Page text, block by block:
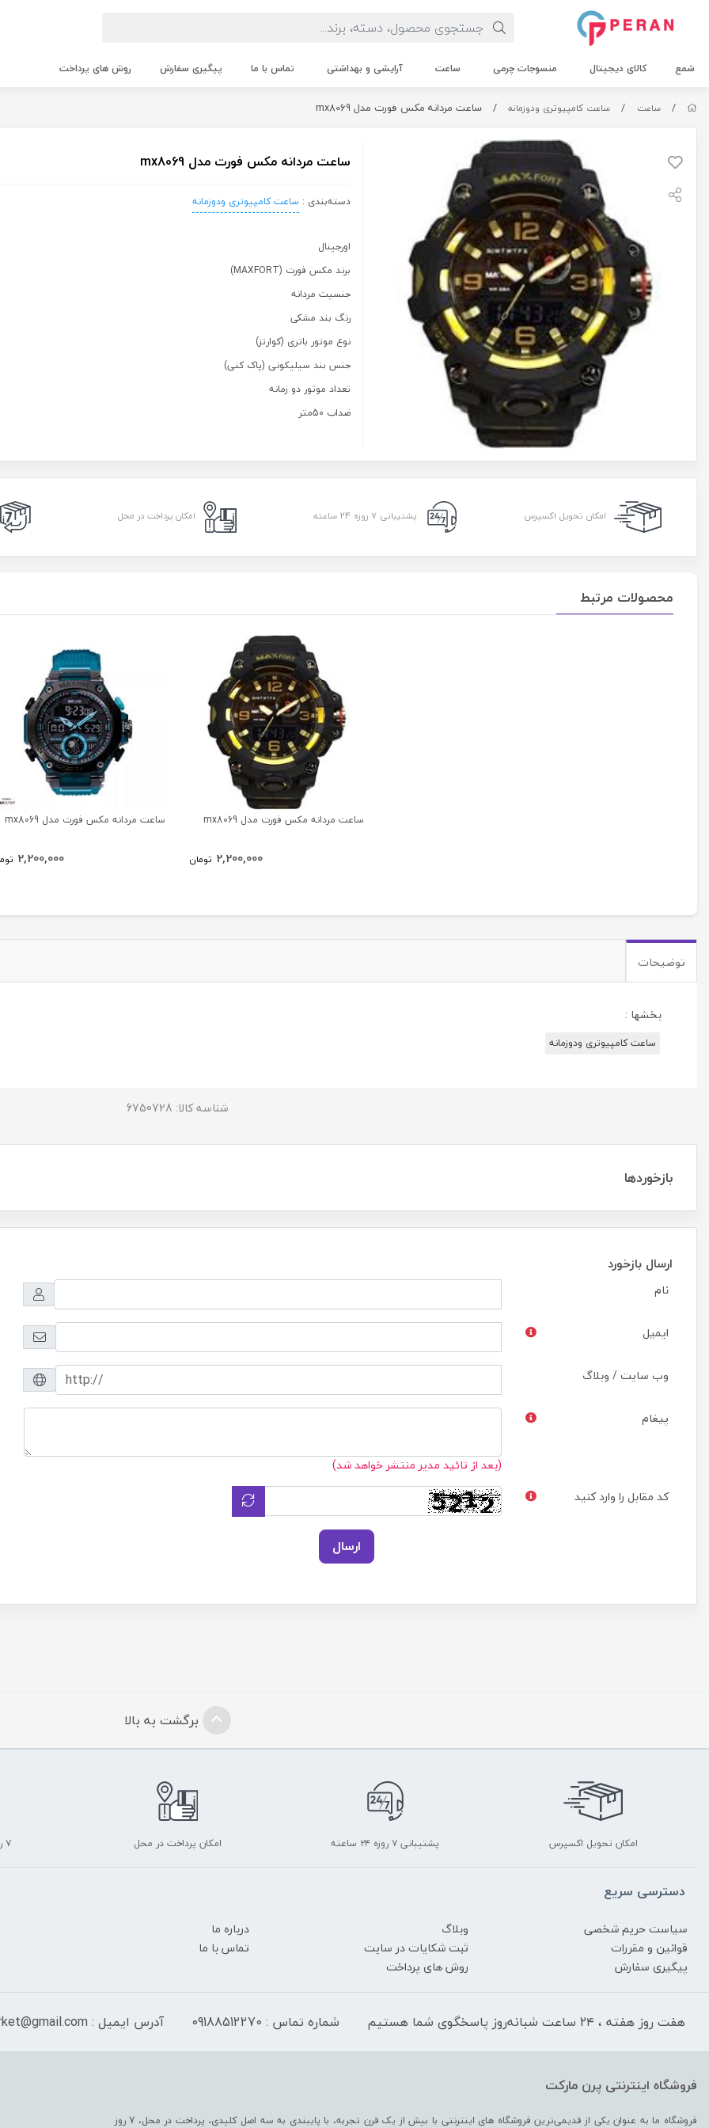
شمع کالای دیجیتال منسوجات چرمی ساعت آرایشی و بهداشتی تماس با ما پیگیری سفارش روش های پرداخت
/ ساعت / ساعت کامپیوتری ودوزمانه / ساعت مردانه مکس فورت مدل mx8069
ساعت مردانه مکس فورت مدل mx8069
دسته‌بندی : ساعت کامپیوتری ودوزمانه
اورجینال
برند مکس فورت (MAXFORT)
جنسیت مردانه
رنگ بند مشکی
نوع موتور باتری (کوارتز)
جنس بند سیلیکونی (پاک کنی)
تعداد موتور دو زمانه
ضداب 50متر
امکان تحویل اکسپرس پشتیبانی ۷ روزه ۲۴ ساعته امکان پرداخت در محل
محصولات مرتبط
ساعت مردانه مکس فورت مدل mx8069
2,200,000 تومان
ساعت مردانه مکس فورت مدل mx8069
2,200,000
توضیحات
بخشها :
ساعت کامپیوتری ودوزمانه
شناسه کالا: 6750728
بازخوردها
ارسال بازخورد
نام
ایمیل
وب سایت / وبلاگ
پیغام
(بعد از تائید مدیر منتشر خواهد شد)
کد مقابل را وارد کنید
ارسال
برگشت به بالا
امکان تحویل اکسپرس پشتیبانی ۷ روزه ۲۴ ساعته امکان پرداخت در محل ۷ روز ضمانت بازگشت
دسترسی سریع
سیاست حریم شخصی وبلاگ
درباره ما
قوانین و مقررات
ثبت شکایات در سایت
تماس با ما
پیگیری سفارش
روش های پرداخت
هفت روز هفته ، ۲۴ ساعت شبانه‌روز پاسخگوی شما هستیم شماره تماس : 09188512270 آدرس ایمیل : peranmarket@gmail.com
فروشگاه اینترنتی پرن مارکت
فروشگاه ما به عنوان یکی از قدیمی‌ترین فروشگاه های اینترنتی با بیش از یک قرن تجربه، با پایبندی به سه اصل کلیدی، پرداخت در محل، 7 روز